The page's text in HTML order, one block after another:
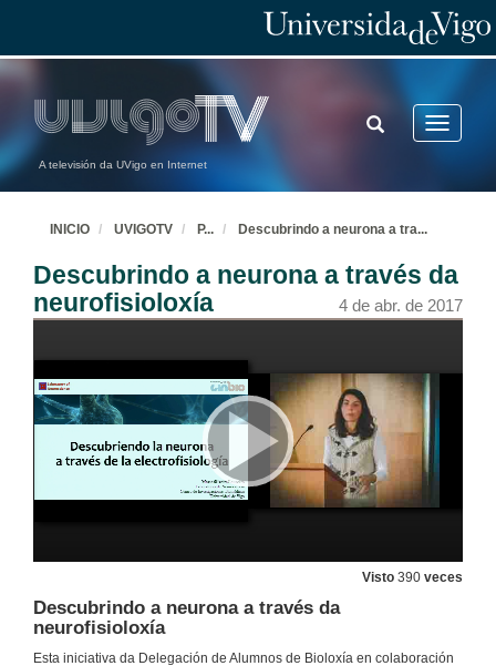
A televisión da UVigo en Internet
Toggle
TOGGLE
SEARCH
INICIO UVIGOTV P... Descubrindo a neurona a tra...
Descubrindo a neurona a través da
neurofisioloxía
4 de abr. de 2017
Visto 390 veces
Descubrindo a neurona a través da
neurofisioloxía
Esta iniciativa da Delegación de Alumnos de Bioloxía en colaboración
Biocombustibles
Biocombustibles. Quenda de cuestións
Un futuro renovable
3 de abr. de 2017
Estudio ecocoprolóxico comparativo entre parásitos intestinales de équidos